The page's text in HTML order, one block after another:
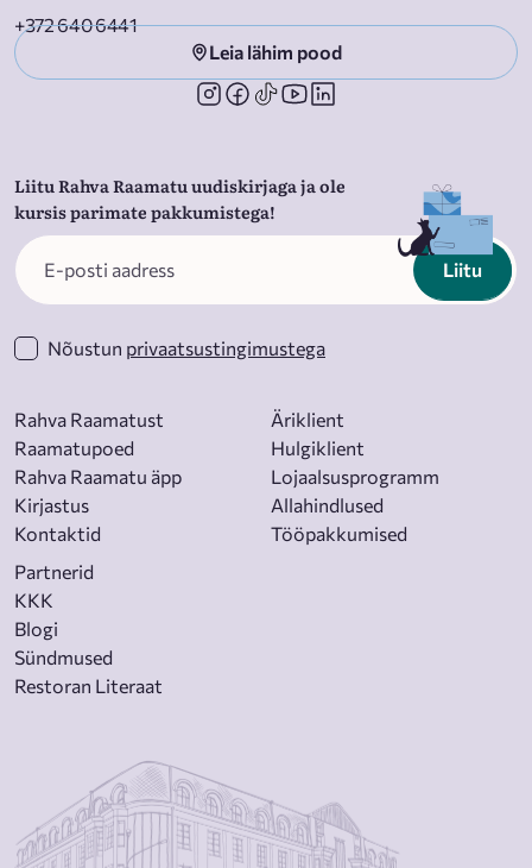
+372 640 6441
Leia lähim pood
Liitu Rahva Raamatu uudiskirjaga ja ole
kursis parimate pakkumistega!
Liitu
Nõustun privaatsustingimustega
Rahva Raamatust
Raamatupoed
Rahva Raamatu äpp
Kirjastus
Kontaktid
Äriklient
Hulgiklient
Lojaalsusprogramm
Allahindlused
Tööpakkumised
Partnerid
KKK
Blogi
Sündmused
Restoran Literaat